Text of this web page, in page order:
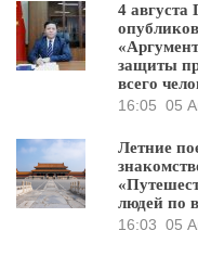
4
защиты
всего
16:05 05
Летние
людей по
16:03 05